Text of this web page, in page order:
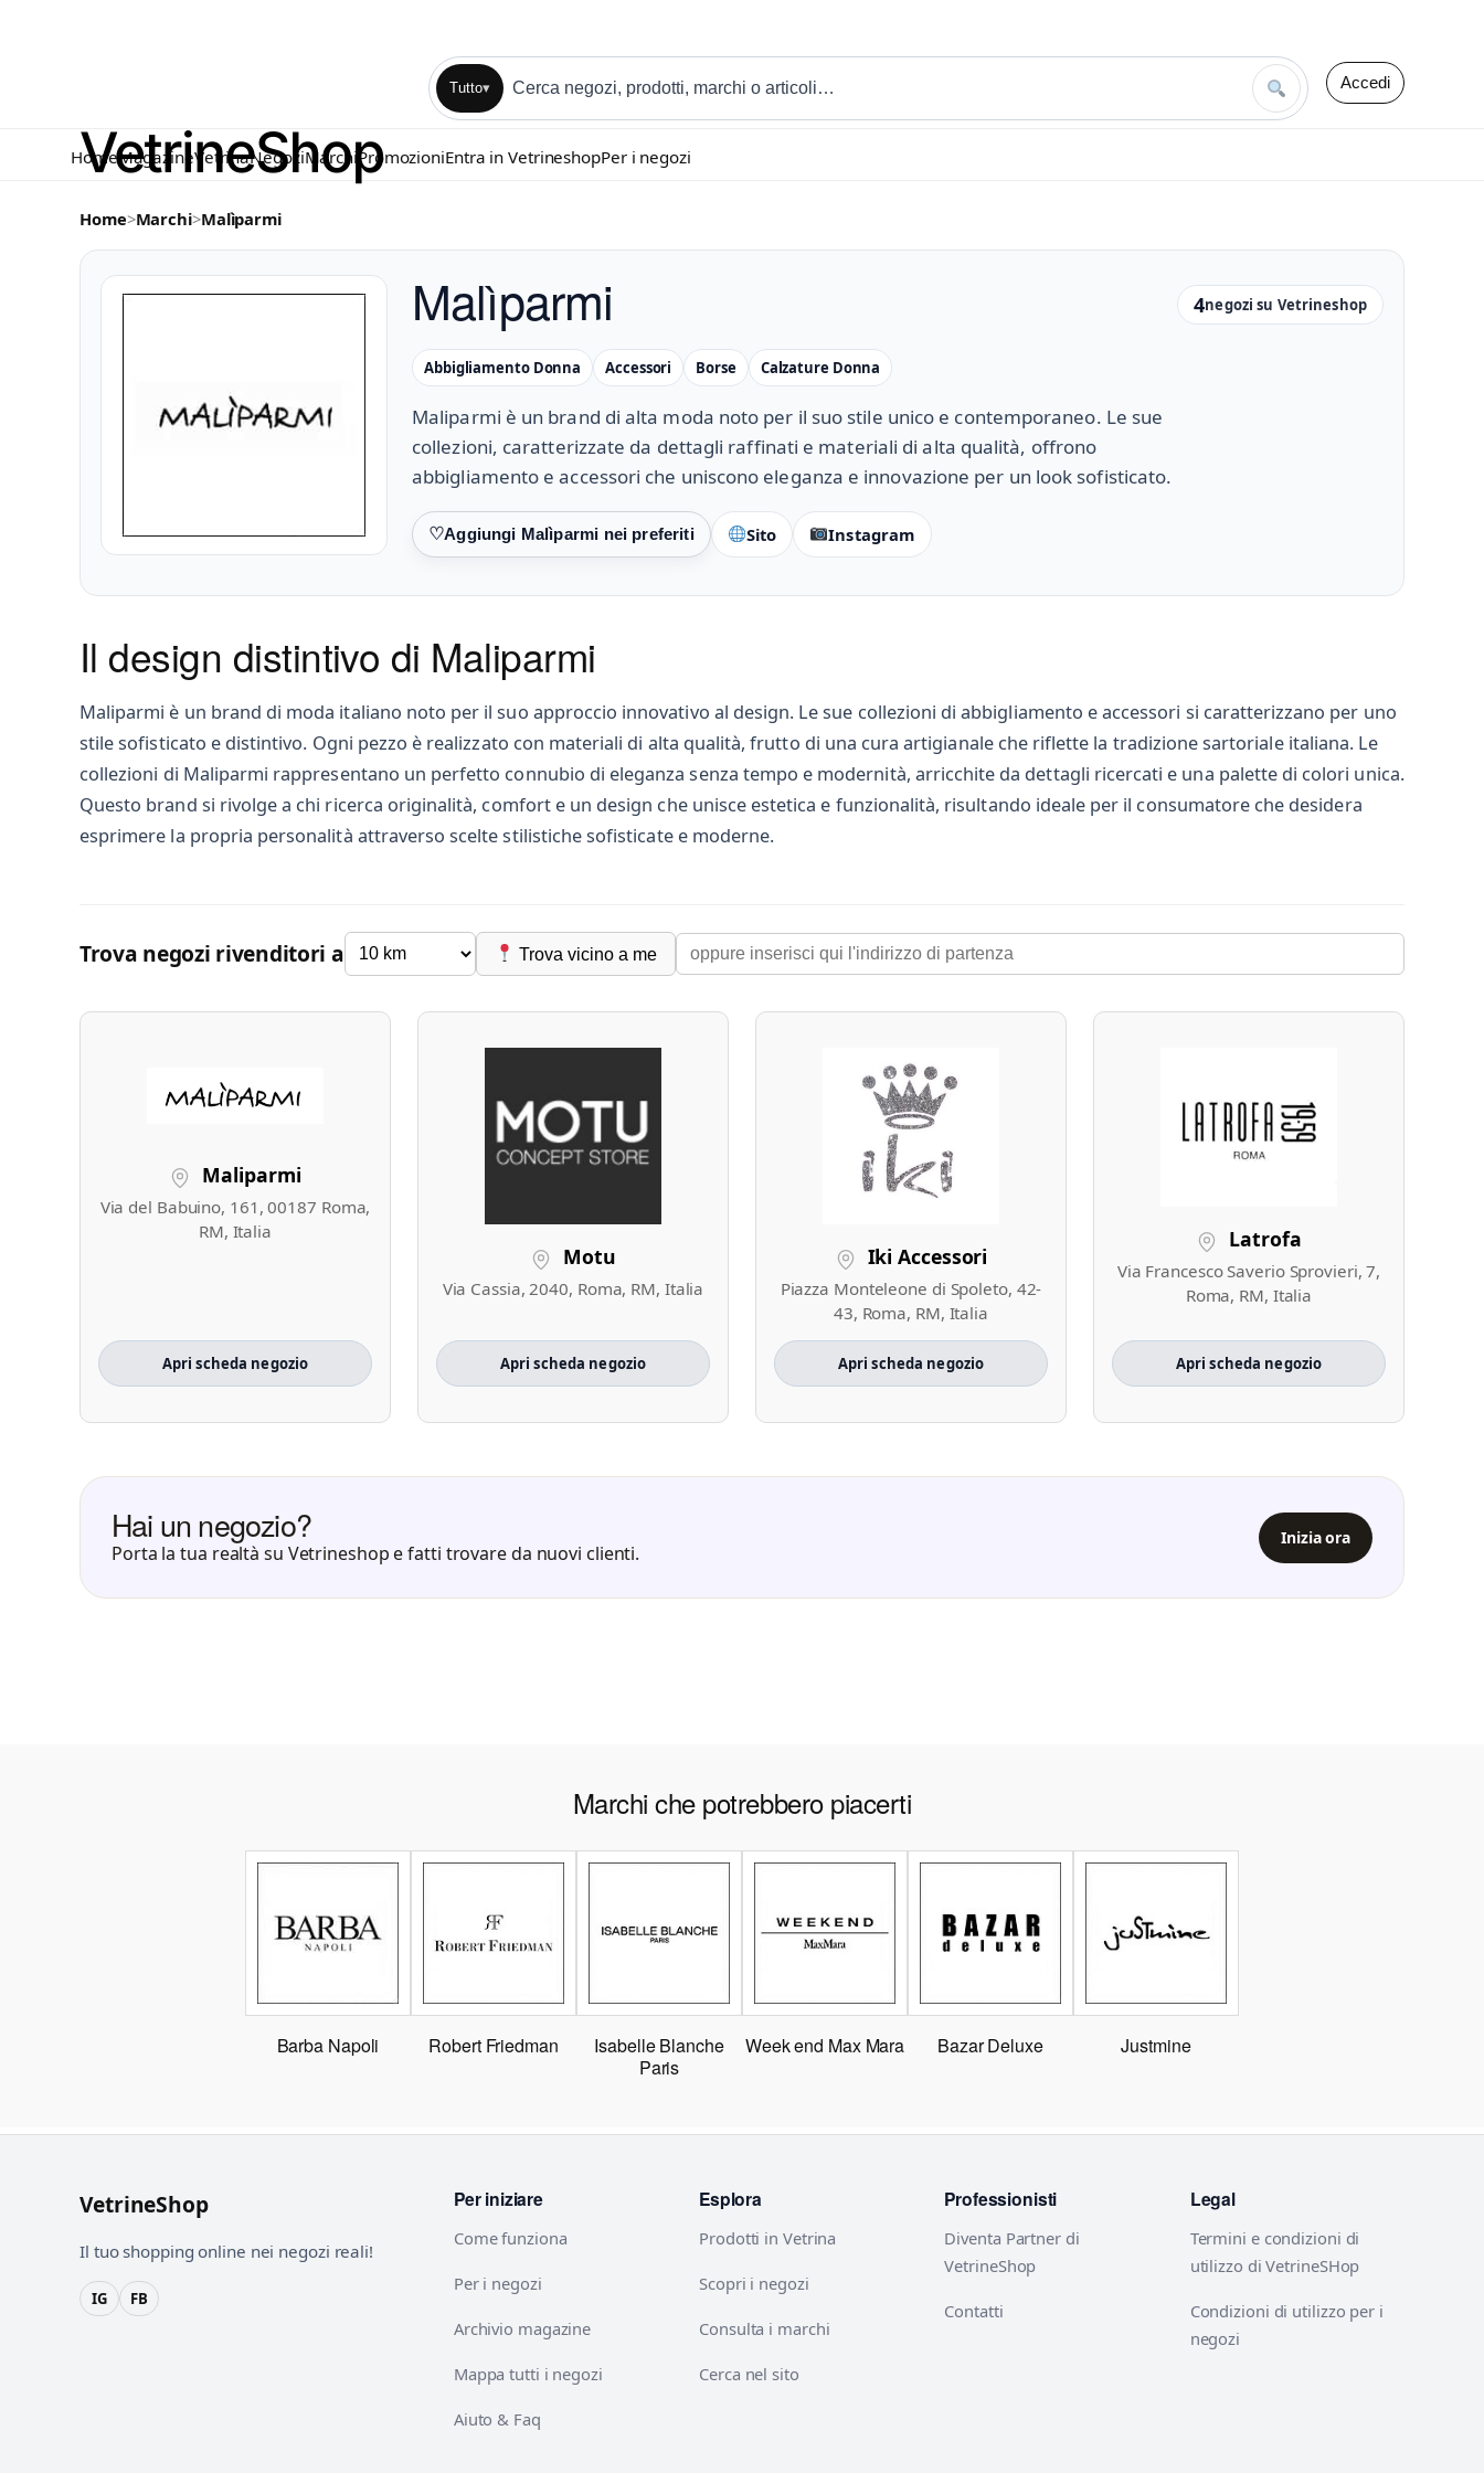
Tutto▾ Accedi
HomeMagazineVetrinaNegoziMarchi PromozioniEntra in VetrineshopPer i negozi
Home>Marchi>Malìparmi
Malìparmi 4negozi su Vetrineshop
Abbigliamento Donna Accessori Borse Calzature Donna
Maliparmi è un brand di alta moda noto per il suo stile unico e contemporaneo. Le sue
collezioni, caratterizzate da dettagli raffinati e materiali di alta qualità, offrono
abbigliamento e accessori che uniscono eleganza e innovazione per un look sofisticato.
Preferiti Sito Instagram
Il design distintivo di Maliparmi
Maliparmi è un brand di moda italiano noto per il suo approccio innovativo al design. Le sue collezioni di abbigliamento e accessori si caratterizzano per uno
stile sofisticato e distintivo. Ogni pezzo è realizzato con materiali di alta qualità, frutto di una cura artigianale che riflette la tradizione sartoriale italiana. Le
collezioni di Maliparmi rappresentano un perfetto connubio di eleganza senza tempo e modernità, arricchite da dettagli ricercati e una palette di colori unica.
Questo brand si rivolge a chi ricerca originalità, comfort e un design che unisce estetica e funzionalità, risultando ideale per il consumatore che desidera
esprimere la propria personalità attraverso scelte stilistiche sofisticate e moderne.
Trova negozi rivenditori a Trova vicino a me
Maliparmi
Via del Babuino, 161, 00187 Roma,
RM, Italia
Apri scheda negozio
Motu
Via Cassia, 2040, Roma, RM, Italia
Apri scheda negozio
Iki Accessori
Piazza Monteleone di Spoleto, 42-
43, Roma, RM, Italia
Apri scheda negozio
Latrofa
Via Francesco Saverio Sprovieri, 7,
Roma, RM, Italia
Apri scheda negozio
Hai un negozio?
Porta la tua realtà su Vetrineshop e fatti trovare da nuovi clienti.
Inizia ora
Marchi che potrebbero piacerti
Barba Napoli Robert Friedman
Isabelle Blanche
Paris
Week end Max Mara Bazar Deluxe Justmine
VetrineShop
Il tuo shopping online nei negozi reali!
IG FB
Per iniziare
Come funziona
Per i negozi
Archivio magazine
Mappa tutti i negozi
Aiuto & Faq
Esplora
Prodotti in Vetrina
Scopri i negozi
Consulta i marchi
Cerca nel sito
Professionisti
Diventa Partner di
VetrineShop
Contatti
Legal
Termini e condizioni di
utilizzo di VetrineSHop
Condizioni di utilizzo per i
negozi